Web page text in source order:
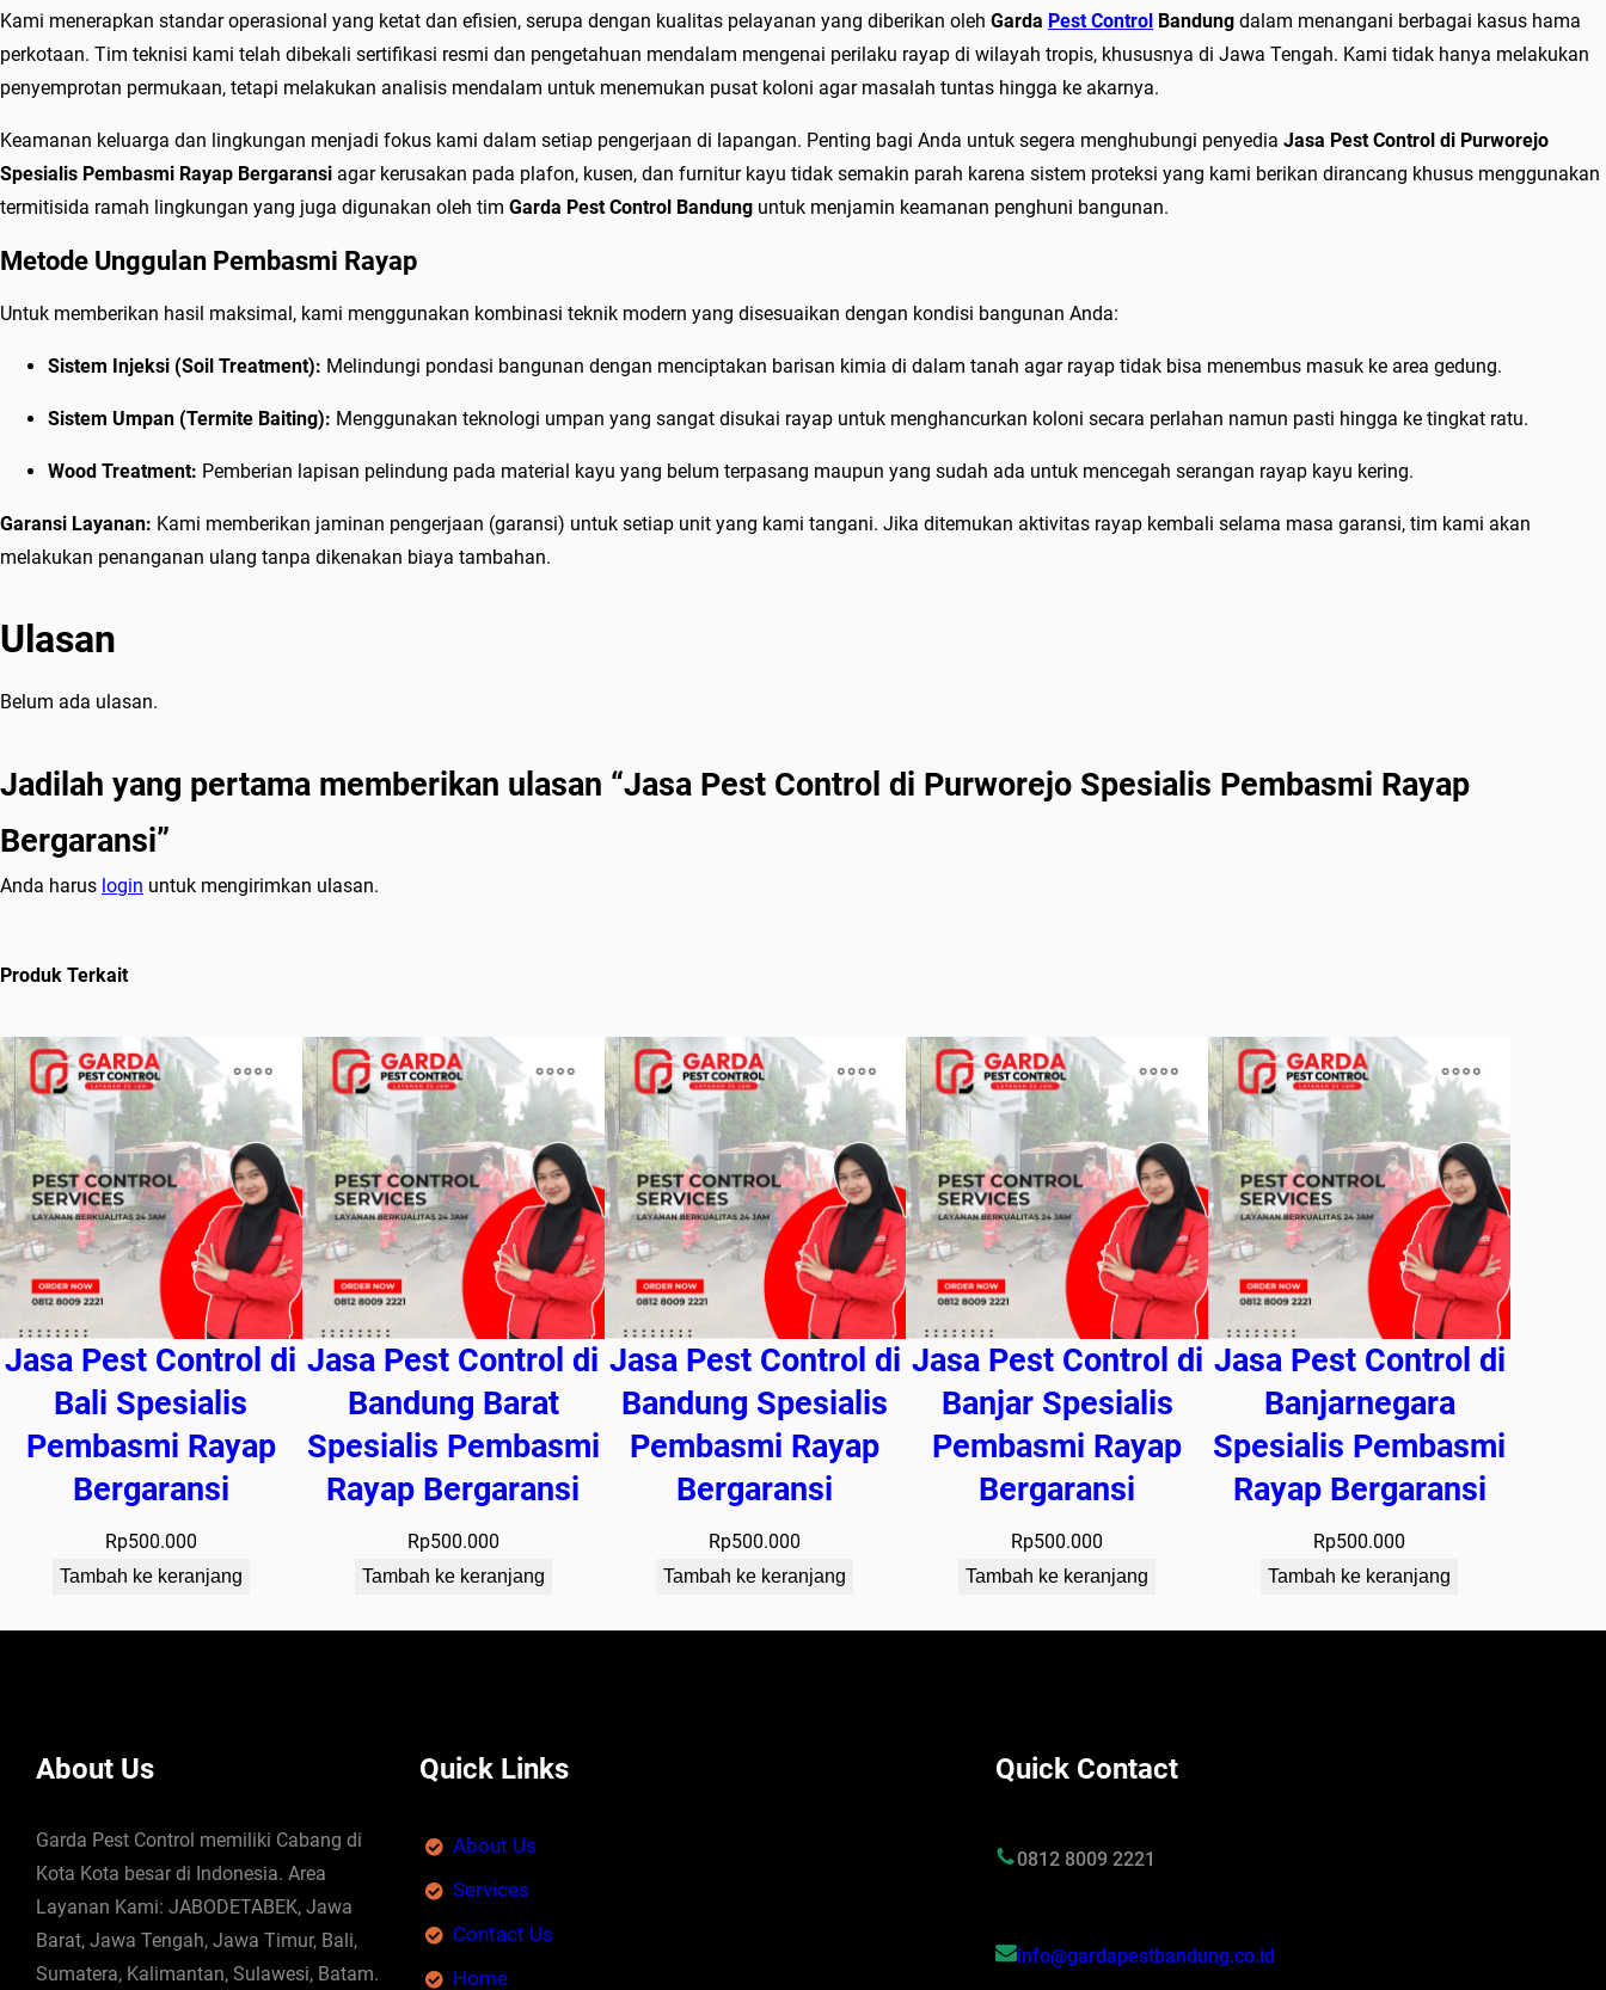
o
n
t
u
r
o
j
s
m
R
a
y
a
p
e
i
Kami menerapkan standar operasional yang ketat dan efisien, serupa dengan kualitas pelayanan yang diberikan oleh Garda Pest Control Bandung dalam menangani berbagai kasus hama
perkotaan. Tim teknisi kami telah dibekali sertifikasi resmi dan pengetahuan mendalam mengenai perilaku rayap di wilayah tropis, khususnya di Jawa Tengah. Kami tidak hanya melakukan
penyemprotan permukaan, tetapi melakukan analisis mendalam untuk menemukan pusat koloni agar masalah tuntas hingga ke akarnya.
Keamanan keluarga dan lingkungan menjadi fokus kami dalam setiap pengerjaan di lapangan. Penting bagi Anda untuk segera menghubungi penyedia Jasa Pest Control di Purworejo
Spesialis Pembasmi Rayap Bergaransi agar kerusakan pada plafon, kusen, dan furnitur kayu tidak semakin parah karena sistem proteksi yang kami berikan dirancang khusus menggunakan
termitisida ramah lingkungan yang juga digunakan oleh tim Garda Pest Control Bandung untuk menjamin keamanan penghuni bangunan.
Metode Unggulan Pembasmi Rayap
Untuk memberikan hasil maksimal, kami menggunakan kombinasi teknik modern yang disesuaikan dengan kondisi bangunan Anda:
Sistem Injeksi (Soil Treatment): Melindungi pondasi bangunan dengan menciptakan barisan kimia di dalam tanah agar rayap tidak bisa menembus masuk ke area gedung.
Sistem Umpan (Termite Baiting): Menggunakan teknologi umpan yang sangat disukai rayap untuk menghancurkan koloni secara perlahan namun pasti hingga ke tingkat ratu.
Wood Treatment: Pemberian lapisan pelindung pada material kayu yang belum terpasang maupun yang sudah ada untuk mencegah serangan rayap kayu kering.
Garansi Layanan: Kami memberikan jaminan pengerjaan (garansi) untuk setiap unit yang kami tangani. Jika ditemukan aktivitas rayap kembali selama masa garansi, tim kami akan
melakukan penanganan ulang tanpa dikenakan biaya tambahan.
Ulasan
Belum ada ulasan.
Jadilah yang pertama memberikan ulasan “Jasa Pest Control di Purworejo Spesialis Pembasmi Rayap
Bergaransi”
Anda harus login untuk mengirimkan ulasan.
Produk Terkait
Jasa Pest Control di
Bali Spesialis
Pembasmi Rayap
Bergaransi
Rp500.000
Tambah ke keranjang
Jasa Pest Control di
Bandung Barat
Spesialis Pembasmi
Rayap Bergaransi
Rp500.000
Tambah ke keranjang
Jasa Pest Control di
Bandung Spesialis
Pembasmi Rayap
Bergaransi
Rp500.000
Tambah ke keranjang
Jasa Pest Control di
Banjar Spesialis
Pembasmi Rayap
Bergaransi
Rp500.000
Tambah ke keranjang
Jasa Pest Control di
Banjarnegara
Spesialis Pembasmi
Rayap Bergaransi
Rp500.000
Tambah ke keranjang
About Us
Garda Pest Control memiliki Cabang di
Kota Kota besar di Indonesia. Area
Layanan Kami: JABODETABEK, Jawa
Barat, Jawa Tengah, Jawa Timur, Bali,
Sumatera, Kalimantan, Sulawesi, Batam.
Quick Links
About Us
Services
Contact Us
Home
Quick Contact
0812 8009 2221
info@gardapestbandung.co.id